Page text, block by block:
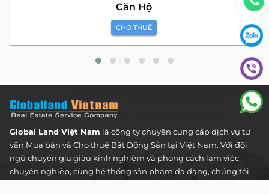
Căn Hộ
CHO THUÊ
Global Land Việt Nam là công ty chuyên cung cấp dịch vụ tư
vấn Mua bán và Cho thuê Bất Động Sản tại Việt Nam. Với đội
ngũ chuyên gia giàu kinh nghiệm và phong cách làm việc
chuyên nghiệp, cùng hệ thống sản phẩm đa dạng, chúng tôi